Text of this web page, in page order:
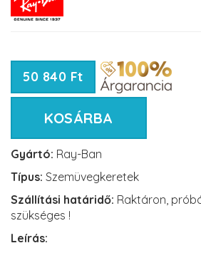
50 840 Ft
KOSÁRBA
Gyártó: Ray-Ban
Típus: Szemüvegkeretek
Szállítási határidő: Raktáron,
szükséges !
Leírás: